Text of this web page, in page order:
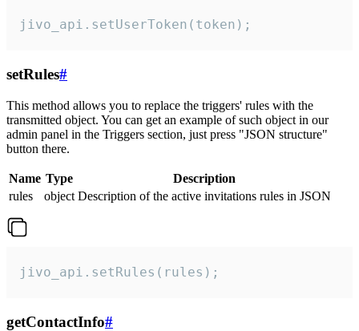
jivo_api.setUserToken(token);
setRules#
This method allows you to replace the triggers' rules with the
transmitted object. You can get an example of such object in our
admin panel in the Triggers section, just press "JSON structure"
button there.
Name Type
Description
rules
object Description of the active invitations rules in JSON
jivo_api.setRules(rules);
getContactInfo#